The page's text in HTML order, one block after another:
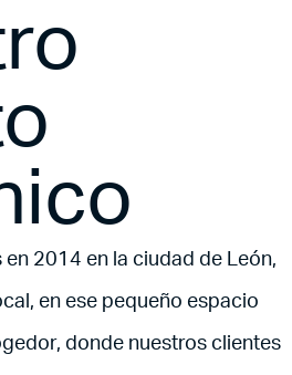
en 2014 en la ciudad de León,
en ese pequeño espacio
donde nuestros clientes